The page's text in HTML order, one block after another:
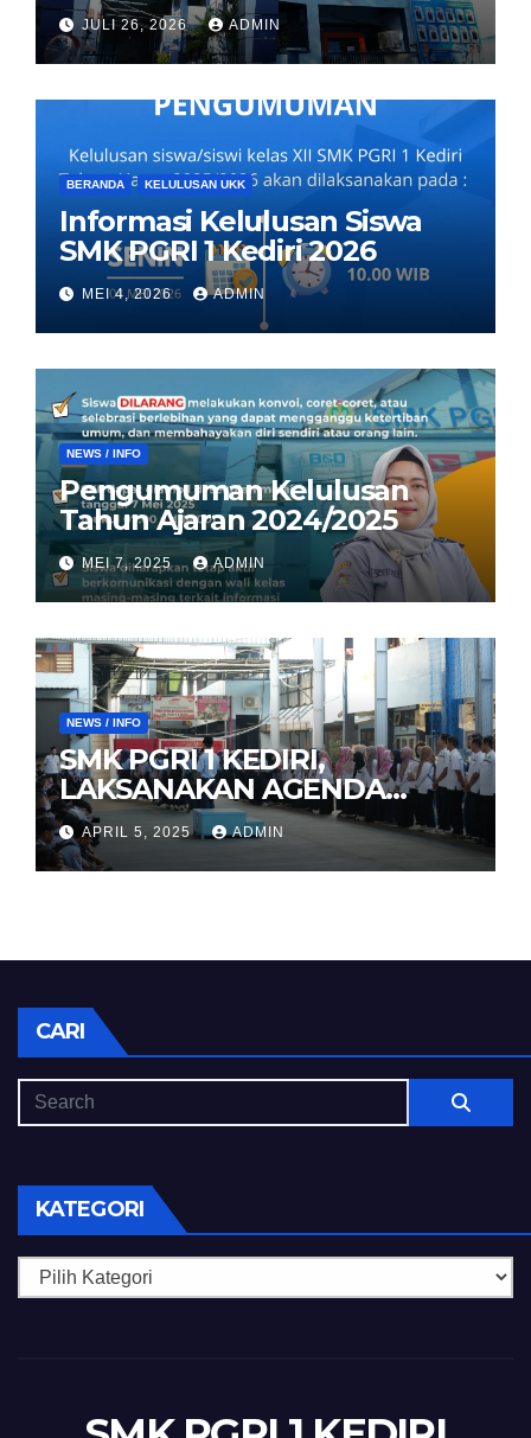
JULI 26, 2026 ADMIN
BERANDA KELULUSAN UKK
Informasi Kelulusan Siswa
SMK PGRI 1 Kediri 2026
MEI 4, 2026 ADMIN
NEWS / INFO
Pengumuman Kelulusan
Tahun Ajaran 2024/2025
MEI 7, 2025 ADMIN
NEWS / INFO
SMK PGRI 1 KEDIRI,
LAKSANAKAN AGENDA
HALAL BIHALAL
APRIL 5, 2025 ADMIN
CARI
KATEGORI
Kategori